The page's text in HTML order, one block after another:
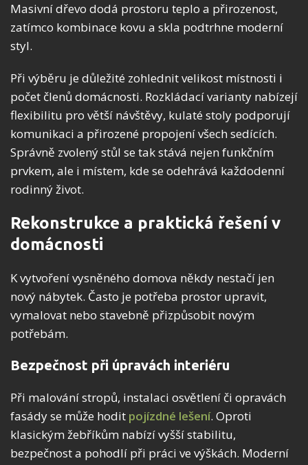
Masivní dřevo dodá prostoru teplo a přirozenost,
zatímco kombinace kovu a skla podtrhne moderní
styl.
Při výběru je důležité zohlednit velikost místnosti i
počet členů domácnosti. Rozkládací varianty nabízejí
flexibilitu pro větší návštěvy, kulaté stoly podporují
komunikaci a přirozené propojení všech sedících.
Správně zvolený stůl se tak stává nejen funkčním
prvkem, ale i místem, kde se odehrává každodenní
rodinný život.
Rekonstrukce a praktická řešení v
domácnosti
K vytvoření vysněného domova někdy nestačí jen
nový nábytek. Často je potřeba prostor upravit,
vymalovat nebo stavebně přizpůsobit novým
potřebám.
Bezpečnost při úpravách interiéru
Při malování stropů, instalaci osvětlení či opravách
fasády se může hodit pojízdné lešení. Oproti
klasickým žebříkům nabízí vyšší stabilitu,
bezpečnost a pohodlí při práci ve výškách. Moderní